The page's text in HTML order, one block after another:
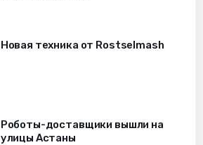
Новая техника от Rostselmash
Роботы-доставщики вышли на
улицы Астаны